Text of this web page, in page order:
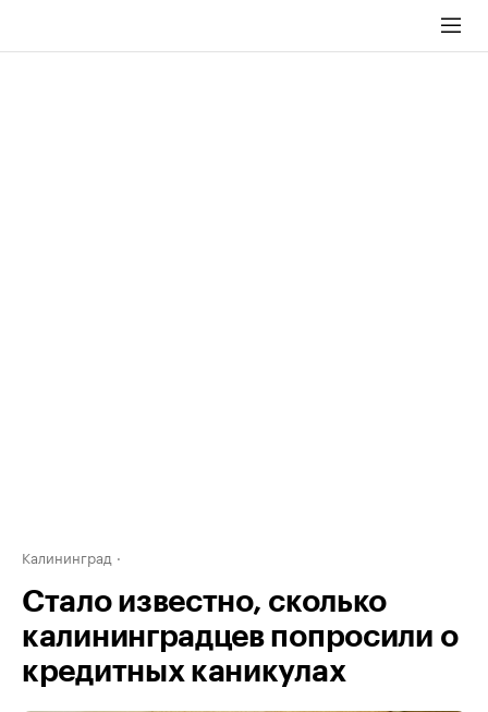
Калининград
Стало известно, сколько
калининградцев попросили о
кредитных каникулах